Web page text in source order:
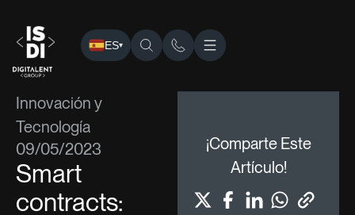
ES▾
ISDI› ›Innovación y Tecnología› Smart contracts:
Innovación y
Tecnología
09/05/2023
Smart
contracts:
¡Comparte Este
Artículo!